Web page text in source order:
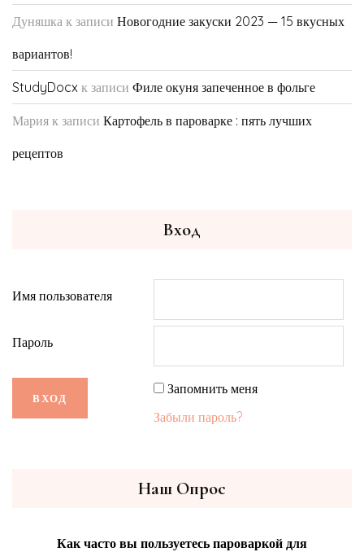
Дуняшка к записи Новогодние закуски 2023 — 15 вкусных
вариантов!
StudyDocx к записи Филе окуня запеченное в фольге
Мария к записи Картофель в пароварке : пять лучших
рецептов
Вход
Имя пользователя
Пароль
Запомнить меня
Забыли пароль?
Наш Опрос
Как часто вы пользуетесь пароваркой для